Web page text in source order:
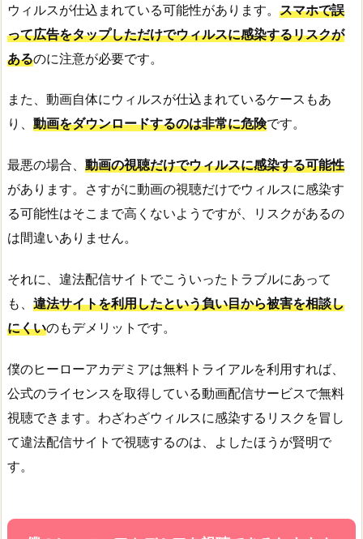
ウィルスが仕込まれている可能性があります。 スマホで誤
って広告をタップしただけでウィルスに感染するリスクが
あるのに注意が必要です。
また、動画自体にウィルスが仕込まれているケースもあ
り、 動画をダウンロードするのは非常に危険です。
最悪の場合、 動画の視聴だけでウィルスに感染する可能性
があります。さすがに動画の視聴だけでウィルスに感染す
る可能性はそこまで高くないようですが、リスクがあるの
は間違いありません。
それに、違法配信サイトでこういったトラブルにあって
も、 違法サイトを利用したという負い目から被害を相談し
にくいのもデメリットです。
僕のヒーローアカデミアは無料トライアルを利用すれば、
公式のライセンスを取得している動画配信サービスで無料
視聴できます。わざわざウィルスに感染するリスクを冒し
て違法配信サイトで視聴するのは、よしたほうが賢明で
す。